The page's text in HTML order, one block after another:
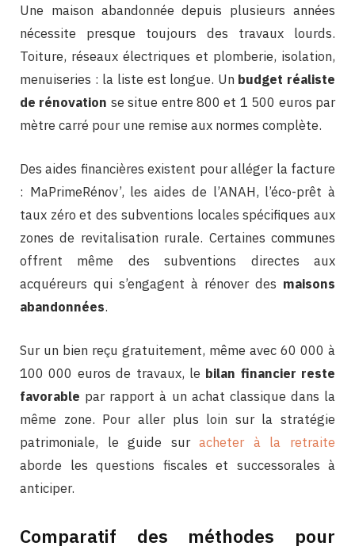
Une maison abandonnée depuis plusieurs années
nécessite presque toujours des travaux lourds.
Toiture, réseaux électriques et plomberie, isolation,
menuiseries : la liste est longue. Un budget réaliste
de rénovation se situe entre 800 et 1 500 euros par
mètre carré pour une remise aux normes complète.
Des aides financières existent pour alléger la facture
: MaPrimeRénov’, les aides de l’ANAH, l’éco-prêt à
taux zéro et des subventions locales spécifiques aux
zones de revitalisation rurale. Certaines communes
offrent même des subventions directes aux
acquéreurs qui s’engagent à rénover des maisons
abandonnées.
Sur un bien reçu gratuitement, même avec 60 000 à
100 000 euros de travaux, le bilan financier reste
favorable par rapport à un achat classique dans la
même zone. Pour aller plus loin sur la stratégie
patrimoniale, le guide suracheter à la retraite
aborde les questions fiscales et successorales à
anticiper.
Comparatif des méthodes pour